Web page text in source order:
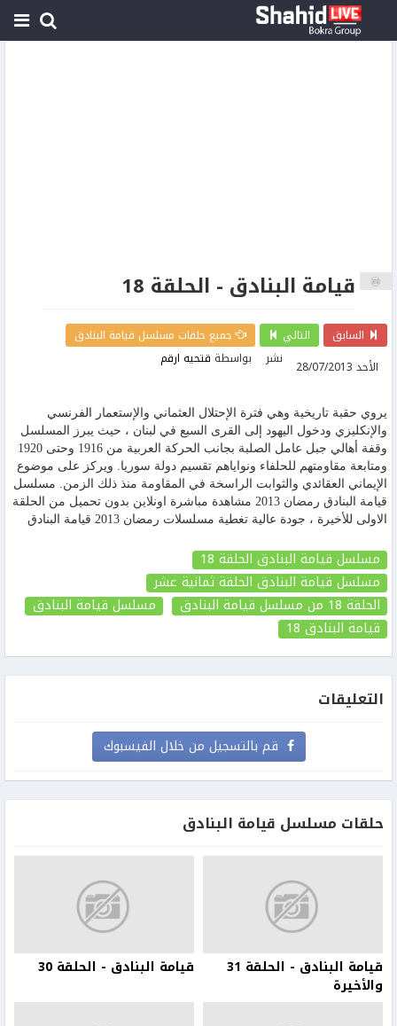
قيامة البنادق - الحلقة 18
السابق التالي
جميع حلقات مسلسل قيامة البنادق
نشر
الأحد 28/07/2013 بواسطة قتحيه ارقم
يروي حقبة تاريخية وهي فترة الإحتلال العثماني والإستعمار الفرنسي
والإنكليزي ودخول اليهود إلى القرى السبع في لبنان ، حيث يبرز المسلسل
وقفة أهالي جبل عامل الصلبة بجانب الحركة العربية من 1916 وحتى 1920
ومتابعة مقاومتهم للحلفاء ونواياهم تقسيم دولة سوريا. ويركز على موضوع
الإيماني العقائدي والثوابت الراسخة في المقاومة منذ ذلك الزمن. مسلسل
قيامة البنادق رمضان 2013 مشاهدة مباشرة اونلاين بدون تحميل من الحلقة
الاولى للأخيرة ، جودة عالية تغطية مسلسلات رمضان 2013 قيامة البنادق
مسلسل قيامة البنادق الحلقة 18
مسلسل قيامة البنادق الحلقة ثمانية عشر
الحلقة 18
من مسلسل قيامة البنادق
مسلسل قيامة البنادق
قيامة البنادق 18
التعليقات
قم بالتسجيل من خلال الفيسبوك
حلقات مسلسل قيامة البنادق
قيامة البنادق - الحلقة 31
والأخيرة
قيامة البنادق - الحلقة 30